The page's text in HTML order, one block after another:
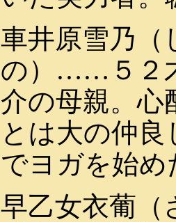
車井原雪乃
の）……５２
介の母親。心
とは大の仲
でヨガを始め
早乙女衣葡